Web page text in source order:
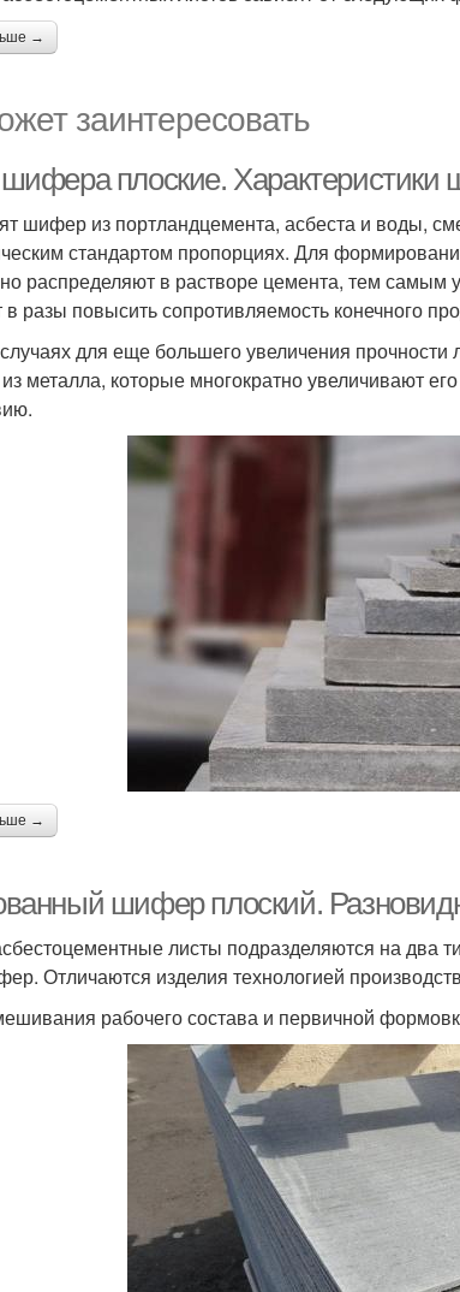
→
заинтересовать
плоские. Характеристики
шифер из портландцемента, асбеста и воды,
стандартом пропорциях. Для
распределяют в растворе цемента, тем самым
в разы повысить сопротивляемость конечного
для еще большего увеличения прочности
металла, которые многократно увеличивают
→
шифер плоский.
листы подразделяются на
Отличаются изделия технологией
рабочего состава и первичной